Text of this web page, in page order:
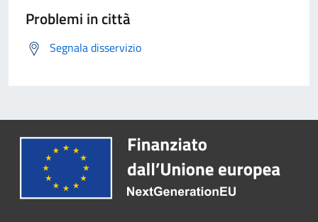
Problemi in città
Segnala disservizio